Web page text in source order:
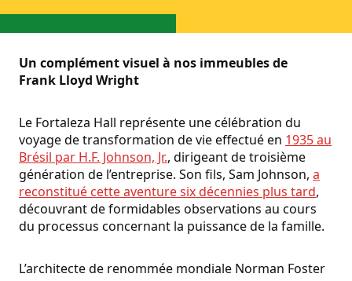
Un complément visuel à nos immeubles de
Frank Lloyd Wright
Le Fortaleza Hall représente une célébration du
voyage de transformation de vie effectué en 1935 au
Brésil par H.F. Johnson, Jr., dirigeant de troisième
génération de l’entreprise. Son fils, Sam Johnson, a
reconstitué cette aventure six décennies plus tard,
découvrant de formidables observations au cours
du processus concernant la puissance de la famille.
L’architecte de renommée mondiale Norman Foster